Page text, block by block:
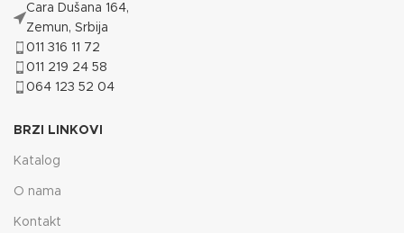
Cara Dušana 164,
Zemun, Srbija
011 316 11 72
011 219 24 58
064 123 52 04
BRZI LINKOVI
Katalog
O nama
Kontakt